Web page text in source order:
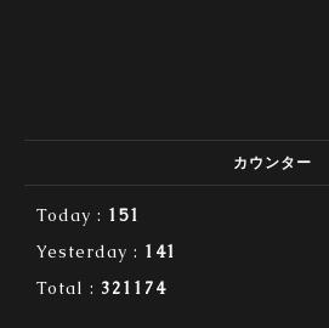
カウンター
Today : 151
Yesterday : 141
Total : 321174